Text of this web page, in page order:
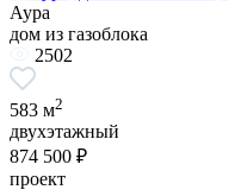
Аура
дом из газоблока
2502
583 м2
двухэтажный
874 500 ₽
проект